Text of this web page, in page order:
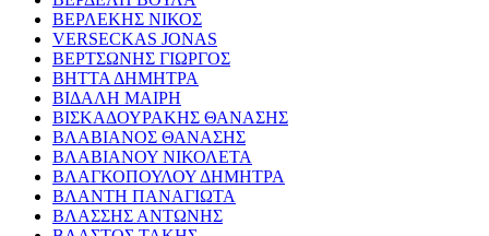
ΒΕΡΛΕΚΗΣ ΝΙΚΟΣ
VERSECKAS JONAS
ΒΕΡΤΣΩΝΗΣ ΓΙΩΡΓΟΣ
ΒΗΤΤΑ ΔΗΜΗΤΡΑ
ΒΙΔΑΛΗ ΜΑΙΡΗ
ΒΙΣΚΑΔΟΥΡΑΚΗΣ ΘΑΝΑΣΗΣ
ΒΛΑΒΙΑΝΟΣ ΘΑΝΑΣΗΣ
ΒΛΑΒΙΑΝΟΥ ΝΙΚΟΛΕΤΑ
ΒΛΑΓΚΟΠΟΥΛΟΥ ΔΗΜΗΤΡΑ
ΒΛΑΝΤΗ ΠΑΝΑΓΙΩΤΑ
ΒΛΑΣΣΗΣ ΑΝΤΩΝΗΣ